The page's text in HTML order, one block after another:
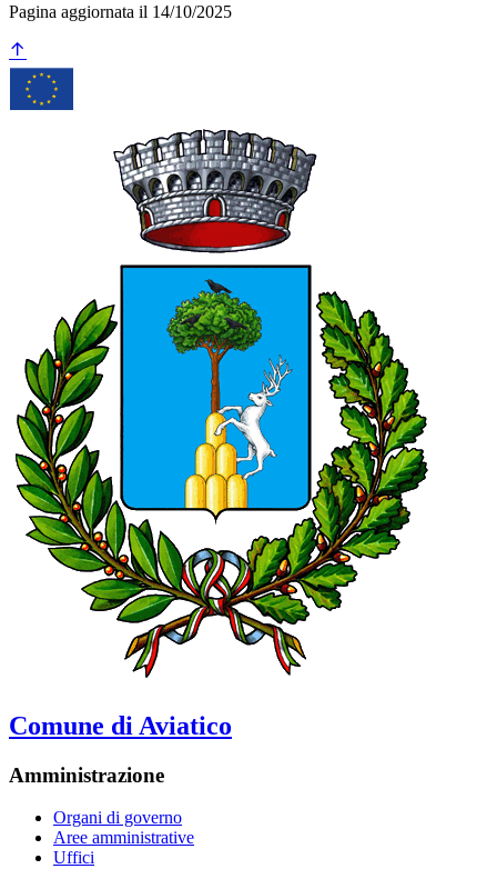
Pagina aggiornata il 14/10/2025
Comune di Aviatico
Amministrazione
Organi di governo
Aree amministrative
Uffici